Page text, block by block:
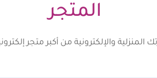
المتجر
والإلكترونية من أكبر متجر